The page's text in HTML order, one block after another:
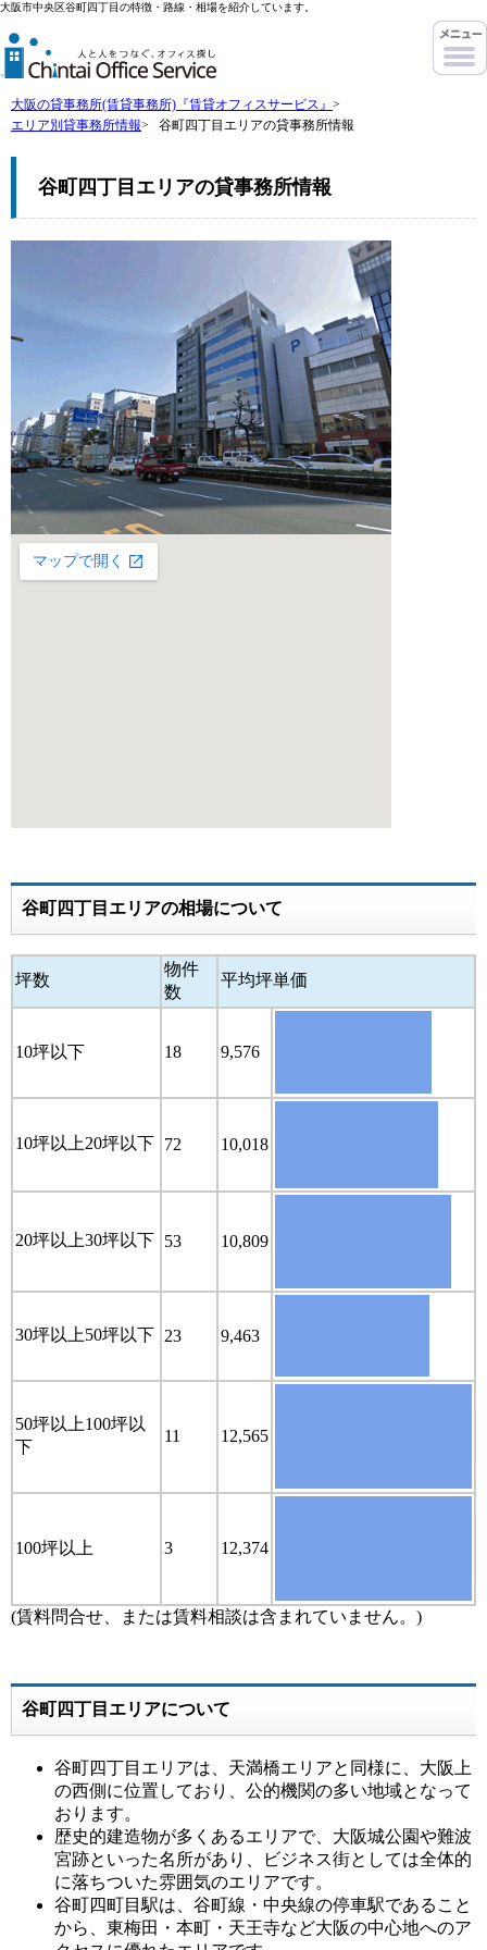
大阪市中央区谷町四丁目の特徴・路線・相場を紹介しています。
大阪の貸事務所(賃貸事務所)『賃貸オフィスサービス』 >
エリア別貸事務所情報> 谷町四丁目エリアの貸事務所情報
谷町四丁目エリアの貸事務所情報
谷町四丁目エリアの相場について
坪数
物件
数
平均坪単価
10坪以下 18 9,576
10坪以上20坪以下 72 10,018
20坪以上30坪以下 53 10,809
30坪以上50坪以下 23 9,463
50坪以上100坪以
下
11 12,565
100坪以上 3 12,374
(賃料問合せ、または賃料相談は含まれていません。)
谷町四丁目エリアについて
谷町四丁目エリアは、天満橋エリアと同様に、大阪上
の西側に位置しており、公的機関の多い地域となって
おります。
歴史的建造物が多くあるエリアで、大阪城公園や難波
宮跡といった名所があり、ビジネス街としては全体的
に落ちついた雰囲気のエリアです。
谷町四町目駅は、谷町線・中央線の停車駅であること
から、東梅田・本町・天王寺など大阪の中心地へのア